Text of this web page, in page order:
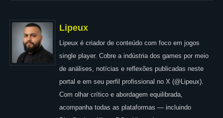
Lipeux
Lipeux é criador de conteúdo com foco em jogos
single player. Cobre a indústria dos games por meio
de análises, notícias e reflexões publicadas neste
portal e em seu perfil profissional no X (@Lipeux).
Com olhar crítico e abordagem equilibrada,
acompanha todas as plataformas — incluindo